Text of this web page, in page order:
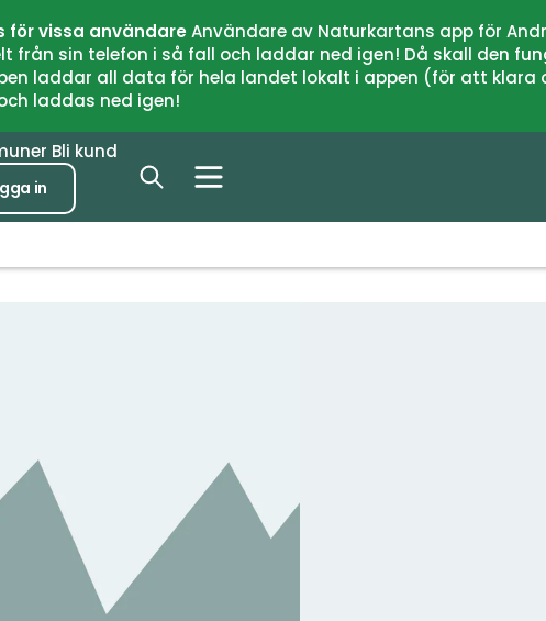
vissa användareAnvändare av Naturkartans app för
från sin telefon i så fall och laddar ned igen! Då skall den
laddar all data för hela landet lokalt i appen (för att
laddas ned igen!
Bli kund
in